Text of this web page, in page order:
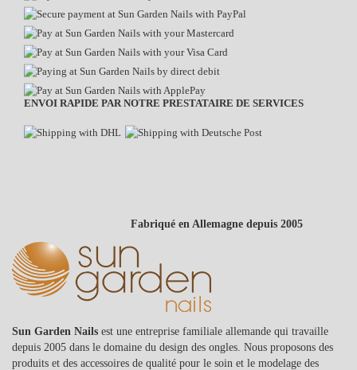
ENVOI RAPIDE PAR NOTRE PRESTATAIRE DE SERVICES
Fabriqué en Allemagne depuis 2005
Sun Garden Nails est une entreprise familiale allemande qui travaille
depuis 2005 dans le domaine du design des ongles. Nous proposons des
produits et des accessoires de qualité pour le soin et le modelage des